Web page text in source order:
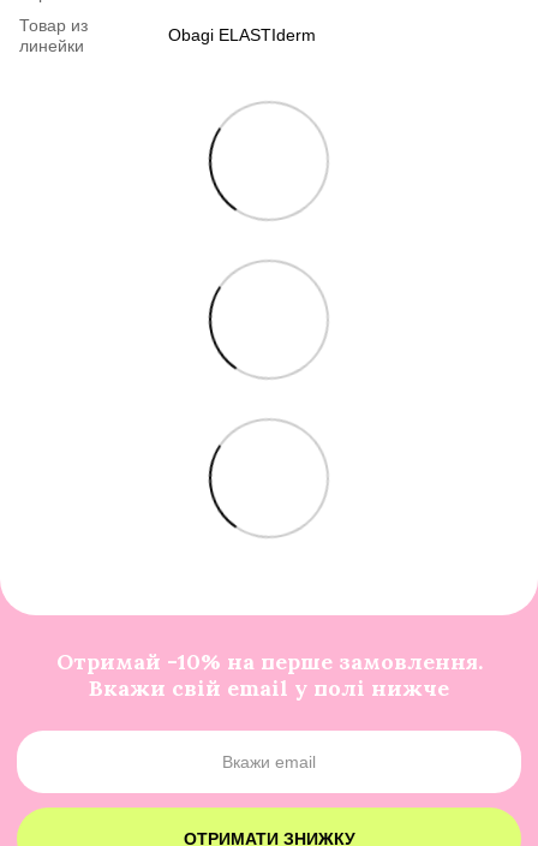
Товар из
линейки
Obagi ELASTIderm
Отримай -10% на перше замовлення.
Вкажи свій email у полі нижче
ОТРИМАТИ ЗНИЖКУ